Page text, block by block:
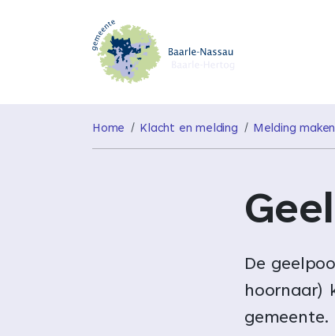
Home Klacht en melding Melding maken
De
hoornaar)